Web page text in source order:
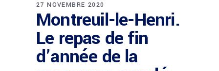
27 NOVEMBRE 2020
Montreuil-le-Henri.
Le repas de fin
d’année de la